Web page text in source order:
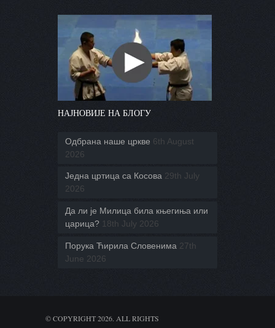
НАЈНОВИЈЕ НА БЛОГУ
Одбрана наше цркве 6th August
2026
Једна цртица са Косова 29th July
2026
Да ли је Милица била књегиња или
царица? 18th July 2026
Порука Ћирила Словенима 27th
June 2026
© COPYRIGHT 2026. ALL RIGHTS